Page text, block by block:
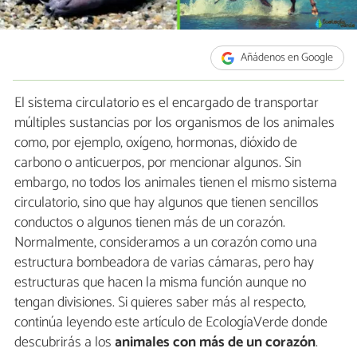
Añádenos en Google
El sistema circulatorio es el encargado de transportar
múltiples sustancias por los organismos de los animales
como, por ejemplo, oxígeno, hormonas, dióxido de
carbono o anticuerpos, por mencionar algunos. Sin
embargo, no todos los animales tienen el mismo sistema
circulatorio, sino que hay algunos que tienen sencillos
conductos o algunos tienen más de un corazón.
Normalmente, consideramos a un corazón como una
estructura bombeadora de varias cámaras, pero hay
estructuras que hacen la misma función aunque no
tengan divisiones. Si quieres saber más al respecto,
continúa leyendo este artículo de EcologíaVerde donde
descubrirás a losanimales con más de un corazón.